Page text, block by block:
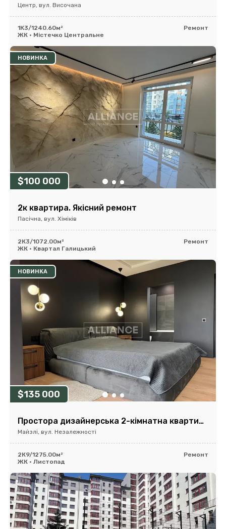
Центр, вул. Височана
1К3/1240.60м²
Ремонт
ЖК • Містечко Центральне
НОВИНКА
$100 000
2к квартира. Якісний ремонт
Пасічна, вул. Хіміків
2К3/1072.00м²
Ремонт
ЖК • Квартал Галицький
НОВИНКА
$135 000
Простора дизайнерська 2-кімнатна квартира в будинку бізнес-класу!
Майзлі, вул. Незалежності
2К9/1275.00м²
Ремонт
ЖК • Листопад